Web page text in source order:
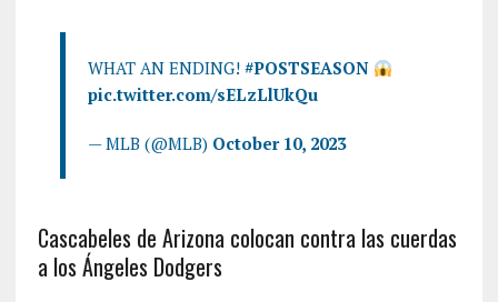
WHAT AN ENDING! #POSTSEASON
pic.twitter.com/sELzLlUkQu
— MLB (@MLB) October 10, 2023
Cascabeles de Arizona colocan contra las cuerdas
a los Ángeles Dodgers